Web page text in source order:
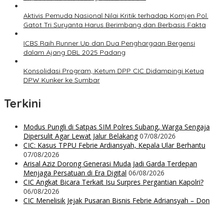
Aktivis Pemuda Nasional Nilai Kritik terhadap Komjen Pol.
Gatot Tri Suryanta Harus Berimbang dan Berbasis Fakta
ICBS Raih Runner Up dan Dua Penghargaan Bergensi
dalam Ajang DBL 2025 Padang
Konsolidasi Program, Ketum DPP CIC Didampingi Ketua
DPW Kunker ke Sumbar
Terkini
Modus Pungli di Satpas SIM Polres Subang, Warga Sengaja
Dipersulit Agar Lewat Jalur Belakang 07/08/2026
CIC: Kasus TPPU Febrie Ardiansyah, Kepala Ular Berhantu
07/08/2026
Arisal Aziz Dorong Generasi Muda Jadi Garda Terdepan
Menjaga Persatuan di Era Digital 06/08/2026
CIC Angkat Bicara Terkait Isu Surpres Pergantian Kapolri?
06/08/2026
CIC Menelisik Jejak Pusaran Bisnis Febrie Adriansyah – Don